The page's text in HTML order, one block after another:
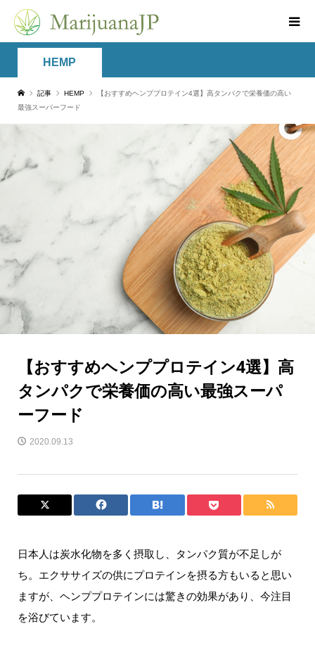
HEMP
記事 HEMP
【おすすめヘンププロテイン4選】高タンパクで栄養価の高い
最強スーパーフード
【おすすめヘンププロテイン4選】高
タンパクで栄養価の高い最強スーパ
ーフード
2020.09.13
日本人は炭水化物を多く摂取し、タンパク質が不足しが
ち。エクササイズの供にプロテインを摂る方もいると思い
ますが、ヘンププロテインには驚きの効果があり、今注目
を浴びています。